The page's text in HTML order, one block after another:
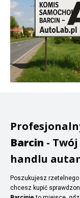
Barcin -
handlu
Poszukujesz
chcesz kupić